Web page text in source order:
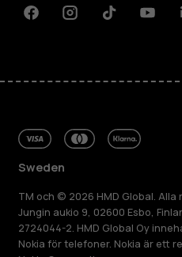
FacebookInstagramTiktok
Sweden
TM och © 2026 HMD Global.
Jungin aukio 9, 02600 Esbo,
2724044-2. HMD Global Oy
Nokia för telefoner. Nokia är ett